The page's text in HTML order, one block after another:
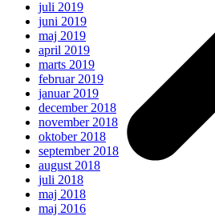
juli 2019
juni 2019
maj 2019
april 2019
marts 2019
februar 2019
januar 2019
december 2018
november 2018
oktober 2018
september 2018
august 2018
juli 2018
maj 2018
maj 2016